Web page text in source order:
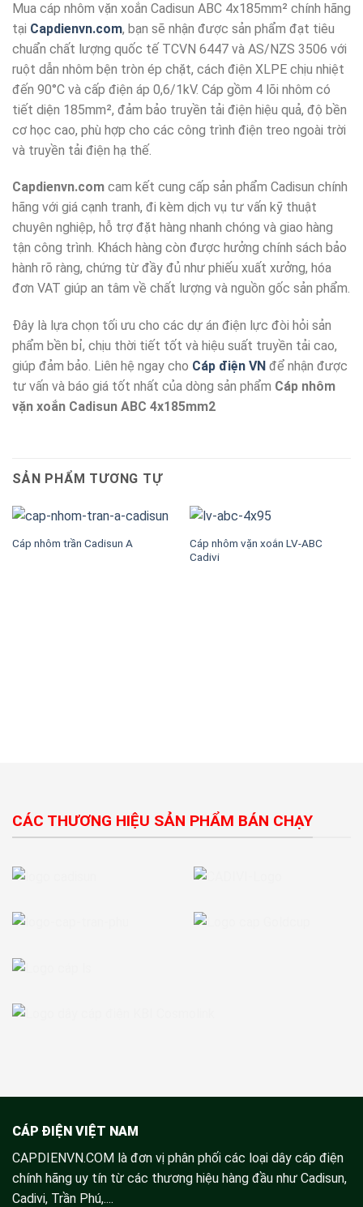
Mua cáp nhôm vặn xoắn Cadisun ABC 4x185mm² chính hãng
tại Capdienvn.com, bạn sẽ nhận được sản phẩm đạt tiêu
chuẩn chất lượng quốc tế TCVN 6447 và AS/NZS 3506 với
ruột dẫn nhôm bện tròn ép chặt, cách điện XLPE chịu nhiệt
đến 90°C và cấp điện áp 0,6/1kV. Cáp gồm 4 lõi nhôm có
tiết diện 185mm², đảm bảo truyền tải điện hiệu quả, độ bền
cơ học cao, phù hợp cho các công trình điện treo ngoài trời
và truyền tải điện hạ thế.
Capdienvn.com cam kết cung cấp sản phẩm Cadisun chính
hãng với giá cạnh tranh, đi kèm dịch vụ tư vấn kỹ thuật
chuyên nghiệp, hỗ trợ đặt hàng nhanh chóng và giao hàng
tận công trình. Khách hàng còn được hưởng chính sách bảo
hành rõ ràng, chứng từ đầy đủ như phiếu xuất xưởng, hóa
đơn VAT giúp an tâm về chất lượng và nguồn gốc sản phẩm.
Đây là lựa chọn tối ưu cho các dự án điện lực đòi hỏi sản
phẩm bền bỉ, chịu thời tiết tốt và hiệu suất truyền tải cao,
giúp đảm bảo. Liên hệ ngay cho Cáp điện VN để nhận được
tư vấn và báo giá tốt nhất của dòng sản phẩm Cáp nhôm
vặn xoắn Cadisun ABC 4x185mm2
SẢN PHẨM TƯƠNG TỰ
Cáp nhôm trần Cadisun A
Cáp nhôm vặn xoắn LV-ABC
Cadivi
CÁC THƯƠNG HIỆU SẢN PHẨM BÁN CHẠY
CÁP ĐIỆN VIỆT NAM
CAPDIENVN.COM là đơn vị phân phối các loại dây cáp điện
chính hãng uy tín từ các thương hiệu hàng đầu như Cadisun,
Cadivi, Trần Phú,....